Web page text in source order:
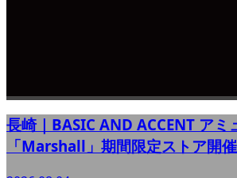
長崎｜BASIC AND ACCENT アミ
「Marshall」期間限定ストア開